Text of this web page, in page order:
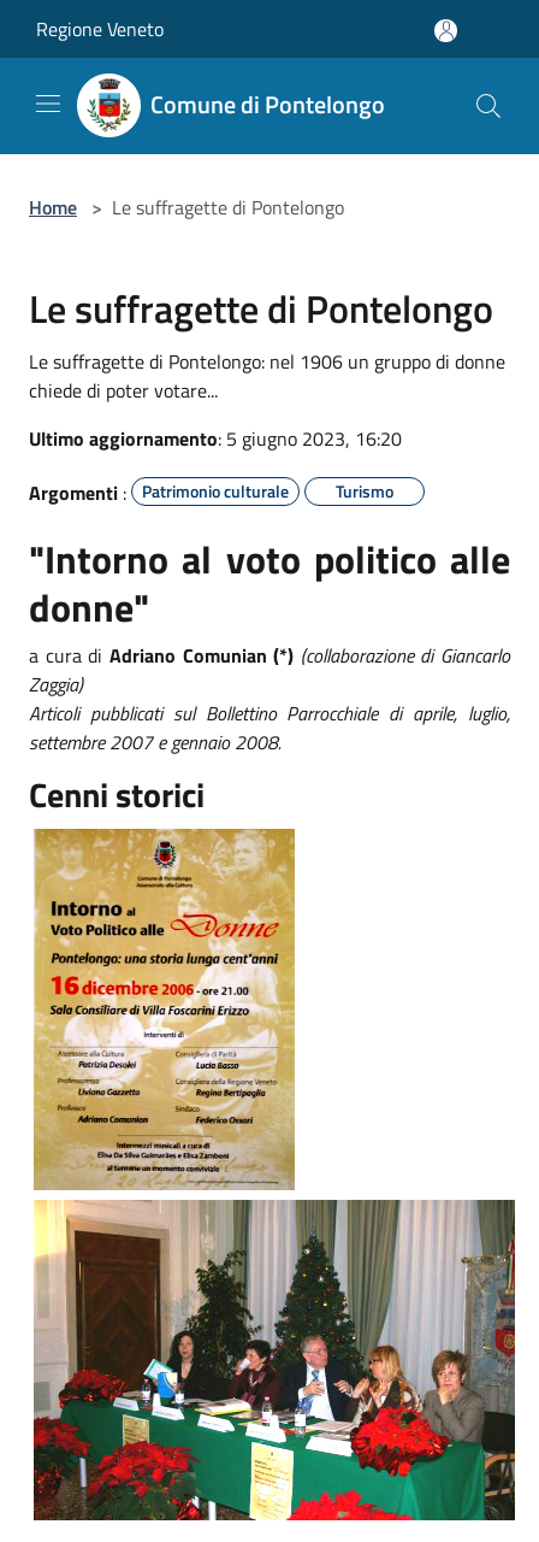
Regione Veneto
Comune di Pontelongo
Home > Le suffragette di Pontelongo
Le suffragette di Pontelongo
Le suffragette di Pontelongo: nel 1906 un gruppo di donne
chiede di poter votare...
Ultimo aggiornamento: 5 giugno 2023, 16:20
Argomenti : Patrimonio culturale Turismo
"Intorno al voto politico alle
donne"
a cura di Adriano Comunian (*) (collaborazione di Giancarlo
Zaggia)
Articoli pubblicati sul Bollettino Parrocchiale di aprile, luglio,
settembre 2007 e gennaio 2008.
Cenni storici